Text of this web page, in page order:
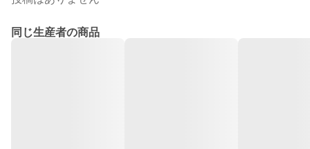
同じ生産者の商品